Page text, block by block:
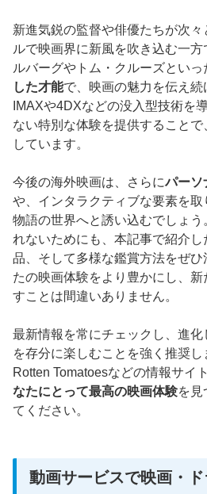
新進気鋭の監督や俳優たちが次
ルで映画界に新風を吹き込む一
ルバーグやトム・クルーズといっ
した才能で、映画の魅力を伝え
IMAXや4DXなどの没入型技術を
ない特別な体験を提供すること
しています。
今後の海外映画は、さらにパーソ
や、インタラクティブな要素を取
物語の世界へと誘い込むでしょ
れないためにも、本記事で紹介
品、そして多様な鑑賞方法をぜ
たの映画体験をより豊かにし、
すことは間違いありません。
最新情報を常にチェックし、進
を存分に楽しむことを強く推奨
Rotten Tomatoesなどの情報サイ
なたにとって最高の映画体験を見
てください。
動画サービスで映画・